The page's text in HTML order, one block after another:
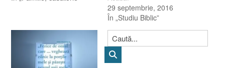
29 septembrie, 2016
În „Studiu Biblic”